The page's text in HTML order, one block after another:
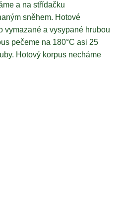
a na střídačku
sněhem. Hotové
vymazané a vysypané hrubou
pečeme na 180°C asi 25
Hotový korpus necháme